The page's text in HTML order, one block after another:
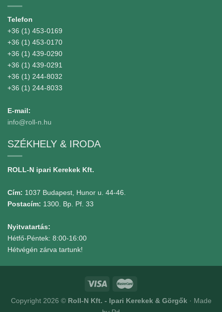
Telefon
+36 (1) 453-0169
+36 (1) 453-0170
+36 (1) 439-0290
+36 (1) 439-0291
+36 (1) 244-8032
+36 (1) 244-8033
E-mail:
info@roll-n.hu
SZÉKHELY & IRODA
ROLL-N ipari Kerekek Kft.
Cím: 1037 Budapest, Hunor u. 44-46.
Postacím: 1300. Bp. Pf. 33
Nyitvatartás:
Hétfő-Péntek: 8:00-16:00
Hétvégén zárva tartunk!
Copyright 2026 © Roll-N Kft. - Ipari Kerekek & Görgők· Made